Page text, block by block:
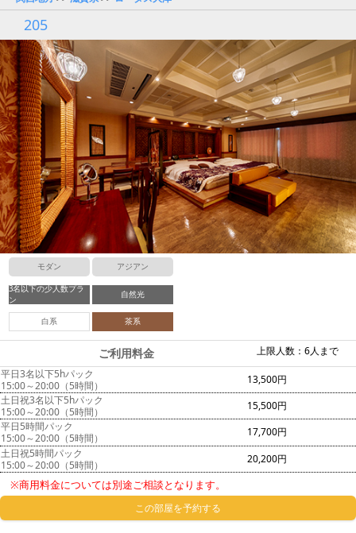
205
モダン アジアン
3名以下の少人数プラ
ン
自然光
白系 茶系
上限人数：6人まで
ご利用料金
平日3名以下5hパック
15:00～20:00（5時間）
13,500円
土日祝3名以下5hパック
15:00～20:00（5時間）
15,500円
平日5時間パック
15:00～20:00（5時間）
17,700円
土日祝5時間パック
15:00～20:00（5時間）
20,200円
※商用料金については別途ご相談となります。
この部屋を予約する